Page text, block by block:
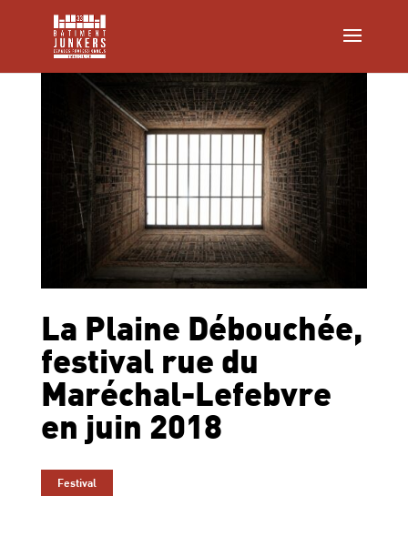
La Plaine Débouchée,
festival rue du
Maréchal-Lefebvre
en juin 2018
Festival